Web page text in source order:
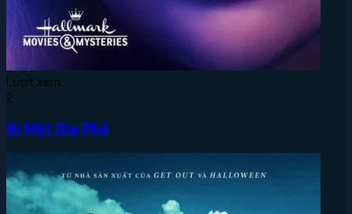
Lượt xem:
2
Bí Mật Gia Phả